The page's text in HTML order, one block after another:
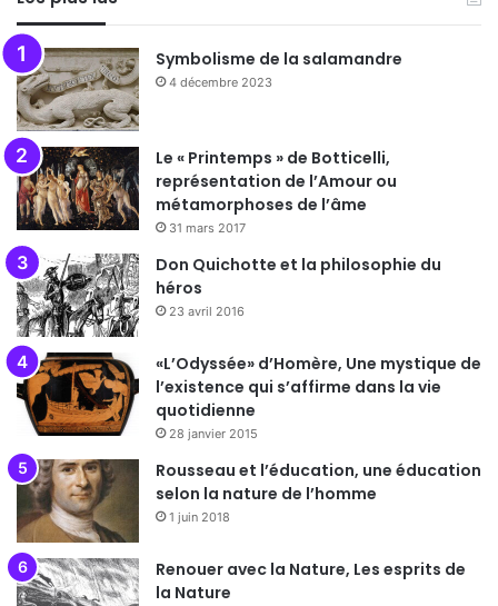
Symbolisme de la salamandre
4 décembre 2023
Le « Printemps » de Botticelli,
représentation de l’Amour ou
métamorphoses de l’âme
31 mars 2017
Don Quichotte et la philosophie du
héros
23 avril 2016
«L’Odyssée» d’Homère, Une mystique de
l’existence qui s’affirme dans la vie
quotidienne
28 janvier 2015
Rousseau et l’éducation, une éducation
selon la nature de l’homme
1 juin 2018
Renouer avec la Nature, Les esprits de
la Nature